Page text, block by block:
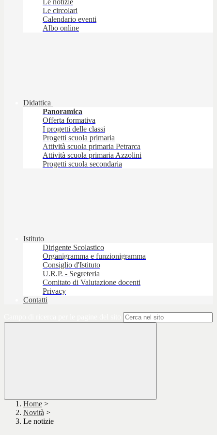
Le notizie
Le circolari
Calendario eventi
Albo online
Didattica
Panoramica
Offerta formativa
I progetti delle classi
Progetti scuola primaria
Attività scuola primaria Petrarca
Attività scuola primaria Azzolini
Progetti scuola secondaria
Istituto
Dirigente Scolastico
Organigramma e funzionigramma
Consiglio d'Istituto
U.R.P. - Segreteria
Comitato di Valutazione docenti
Privacy
Contatti
Home >
Novità >
Le notizie